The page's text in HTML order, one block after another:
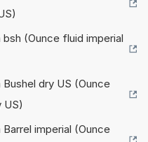
(Ounce fluid imperial
dry US (Ounce
US)
imperial (Ounce